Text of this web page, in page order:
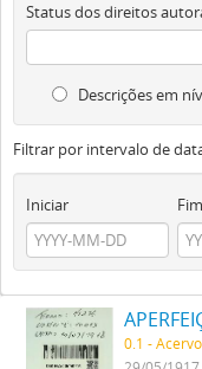
Status dos direitos
Descrições em
Filtrar por intervalo de
Iniciar Fim
0.1 -